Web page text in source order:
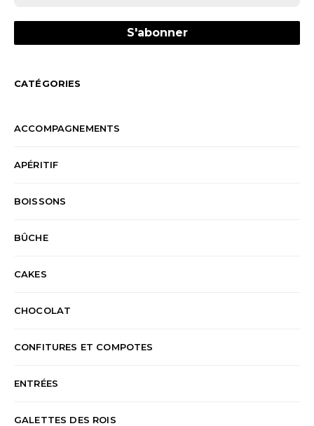
CATÉGORIES
ACCOMPAGNEMENTS
APÉRITIF
BOISSONS
BÛCHE
CAKES
CHOCOLAT
CONFITURES ET COMPOTES
ENTRÉES
GALETTES DES ROIS